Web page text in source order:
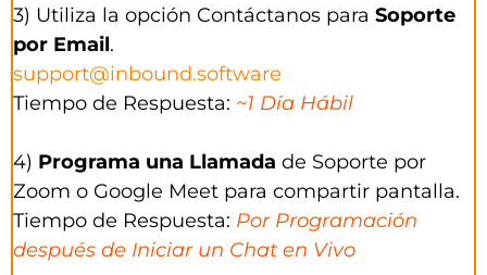
3) Utiliza la opción Contáctanos para Soporte
por Email.
support@inbound.software
Tiempo de Respuesta: ~1 Día Hábil
4) Programa una Llamada de Soporte por
Zoom o Google Meet para compartir pantalla.
Tiempo de Respuesta: Por Programación
después de Iniciar un Chat en Vivo